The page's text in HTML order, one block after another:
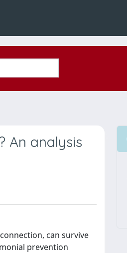
An analysis
can survive
prevention